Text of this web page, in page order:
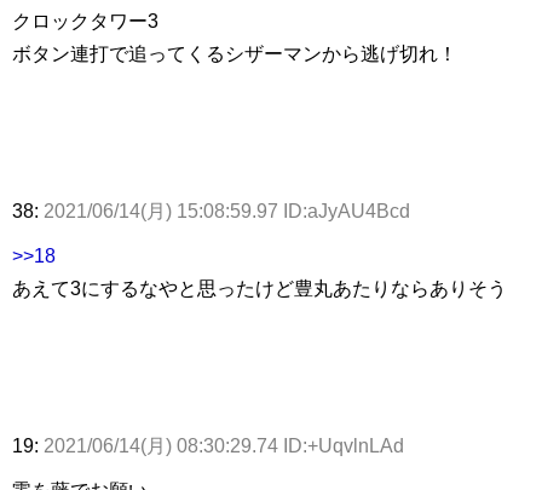
クロックタワー3
ボタン連打で追ってくるシザーマンから逃げ切れ！
38: 2021/06/14(月) 15:08:59.97 ID:aJyAU4Bcd
>>18
あえて3にするなやと思ったけど豊丸あたりならありそう
19: 2021/06/14(月) 08:30:29.74 ID:+UqvlnLAd